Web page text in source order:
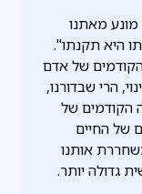
מונע מאתנו
היא תקנתו".
של אדם
הרי שבדורנו,
הקודמים של
של החיים
אותנו
גדולה יותר.